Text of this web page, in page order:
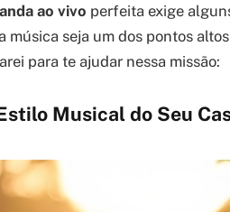
ao vivo perfeita exige
música seja um dos pontos
para te ajudar nessa missão:
Musical do Seu